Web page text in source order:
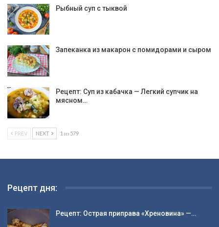
Рыбный суп с тыквой
Запеканка из макарон с помидорами и сыром
Рецепт: Суп из кабачка — Легкий супчик на
мясном…
PREV NEXT 1 из 579
Рецепт дня:
Рецепт: Острая приправа «Хреновина» —…